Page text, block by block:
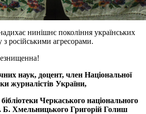
нинішнє покоління українських
з російськими агресорами.
наук, доцент, член Національної
журналістів України,
Черкаського національного
Б. Хмельницького Григорій Голиш